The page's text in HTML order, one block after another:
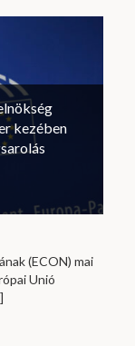
kezében
(ECON) mai
Unió